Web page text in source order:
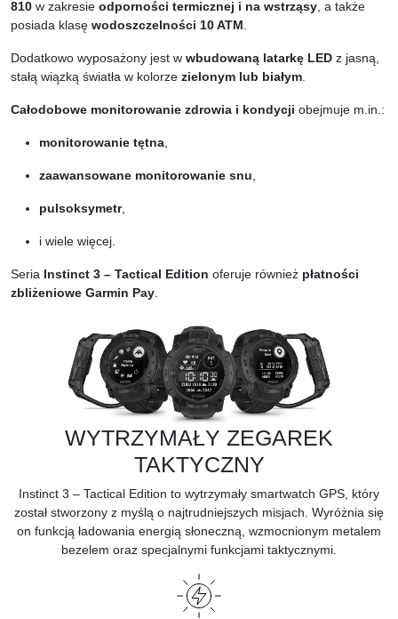
810 w zakresie odporności termicznej i na wstrząsy , a także
posiada klasę wodoszczelności 10 ATM
Dodatkowo wyposażony jest w wbudowaną latarkę LED z jasną,
stałą wiązką światła w kolorze zielonym lub białym
Całodobowe monitorowanie zdrowia i kondycji obejmuje m.in.:
monitorowanie tętna
zaawansowane monitorowanie snu
pulsoksymetr,
i wiele więcej.
Seria Instinct 3 – Tactical Edition oferuje również płatności
zbliżeniowe Garmin Pay
WYTRZYMAŁY ZEGAREK
TAKTYCZNY
Instinct 3 – Tactical Edition to wytrzymały smartwatch GPS, który
został stworzony z myślą o najtrudniejszych misjach. Wyróżnia się
on funkcją ładowania energią słoneczną, wzmocnionym metalem
bezelem oraz specjalnymi funkcjami taktycznymi.